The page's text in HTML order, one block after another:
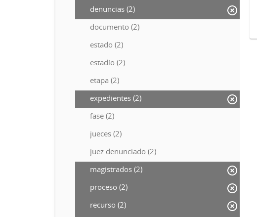
denuncias (2)
documento (2)
estado (2)
estadío (2)
etapa (2)
expedientes (2)
fase (2)
jueces (2)
juez denunciado (2)
magistrados (2)
proceso (2)
recurso (2)